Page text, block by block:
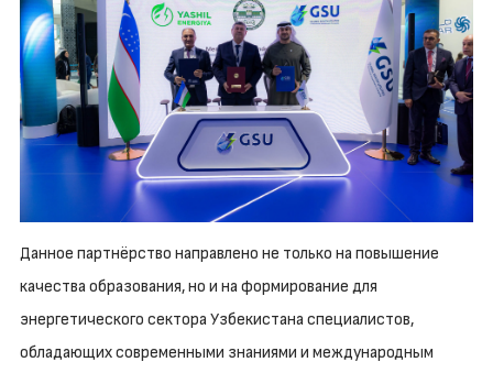
Данное партнёрство направлено не только на повышение
качества образования, но и на формирование для
энергетического сектора Узбекистана специалистов,
обладающих современными знаниями и международным